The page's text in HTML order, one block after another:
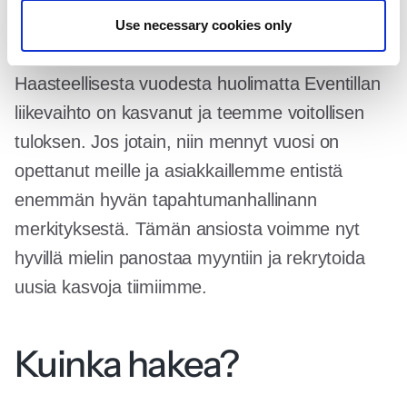
Use necessary cookies only
tapahtuma-alaa, ovat ne digitalisaation ansiosta
myös tuoneet meille uusia mahdollisuuksia.
Haasteellisesta vuodesta huolimatta Eventillan
liikevaihto on kasvanut ja teemme voitollisen
tuloksen. Jos jotain, niin mennyt vuosi on
opettanut meille ja asiakkaillemme entistä
enemmän hyvän tapahtumanhallinann
merkityksestä. Tämän ansiosta voimme nyt
hyvillä mielin panostaa myyntiin ja rekrytoida
uusia kasvoja tiimiimme.
Kuinka hakea?